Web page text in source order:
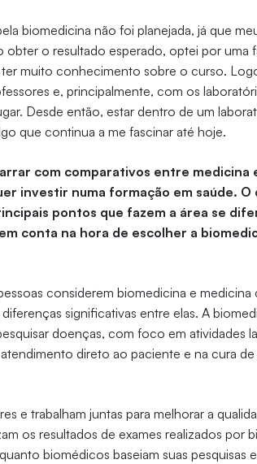
biomedicina não foi planejada, já que
o resultado esperado, optei por uma
muito conhecimento sobre o curso.
e, principalmente, com os
Desde então, estar dentro de um
que continua a me fascinar até hoje.
com comparativos entre medicina
investir numa formação em saúde. O
pontos que fazem a área se
conta na hora de escolher a
considerem biomedicina e
significativas entre elas. A
doenças, com foco em atividades
direto ao paciente e na cura
e trabalham juntas para melhorar a
os resultados de exames realizados por
biomédicos baseiam suas pesquisas